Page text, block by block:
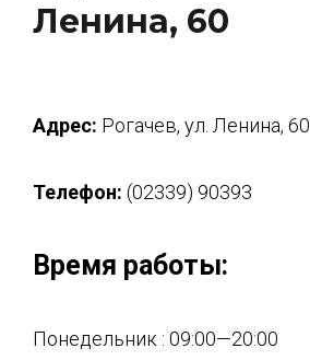
Ленина, 60
Адрес: Рогачев, ул. Ленина, 60
Телефон: (02339) 90393
Время работы:
Понедельник : 09:00—20:00